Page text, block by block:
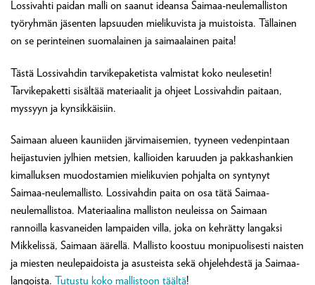
Lossivahti paidan malli on saanut ideansa Saimaa-neulemalliston
työryhmän jäsenten lapsuuden mielikuvista ja muistoista. Tällainen
on se perinteinen suomalainen ja saimaalainen paita!
Tästä Lossivahdin tarvikepaketista valmistat koko neulesetin!
Tarvikepaketti sisältää materiaalit ja ohjeet Lossivahdin paitaan,
myssyyn ja kynsikkäisiin.
Saimaan alueen kauniiden järvimaisemien, tyyneen vedenpintaan
heijastuvien jylhien metsien, kallioiden karuuden ja pakkashankien
kimalluksen muodostamien mielikuvien pohjalta on syntynyt
Saimaa-neulemallisto. Lossivahdin paita on osa tätä Saimaa-
neulemallistoa. Materiaalina malliston neuleissa on Saimaan
rannoilla kasvaneiden lampaiden villa, joka on kehrätty langaksi
Mikkelissä, Saimaan äärellä. Mallisto koostuu monipuolisesti naisten
ja miesten neulepaidoista ja asusteista sekä ohjelehdestä ja Saimaa-
langoista. Tutustu koko mallistoon täältä!